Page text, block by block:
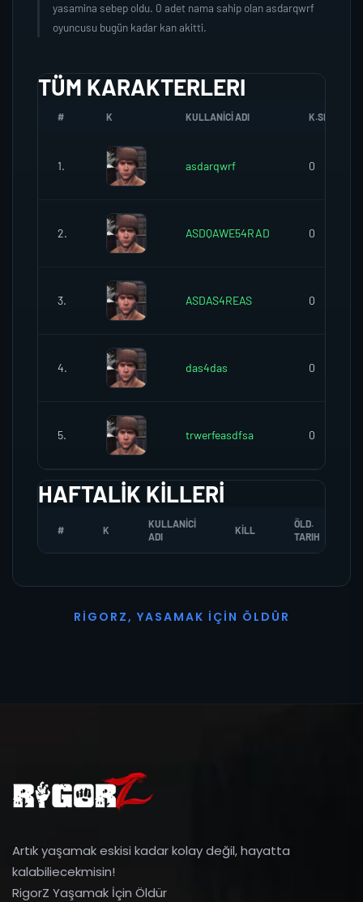
yasamina sebep oldu. 0 adet nama sahip olan asdarqwrf
oyuncusu bugün kadar kan akitti.
TÜM KARAKTERLERI
# K KULLANICI ADI K.SEREFI
1. asdarqwrf 0
2. ASDQAWE54RAD 0
3. ASDAS4REAS 0
4. das4das 0
5. trwerfeasdfsa 0
HAFTALIK KILLERI
# K
KULLANICI
ADI
KILL
ÖLD.
TARIH
R I G O R Z, YASAMAK İ ÇI N Ö L D Ü R
Artık yaşamak eskisi kadar kolay değil, hayatta
kalabiliecekmisin!
RigorZ Yaşamak İçin Öldür